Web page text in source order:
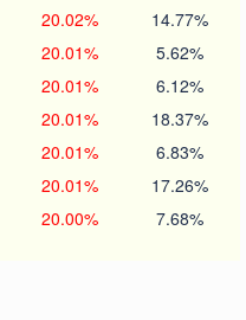
20.02% 14.77%
20.01% 5.62%
20.01% 6.12%
20.01% 18.37%
20.01% 6.83%
20.01% 17.26%
20.00% 7.68%